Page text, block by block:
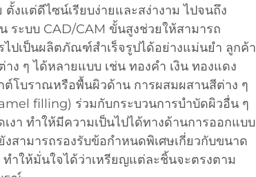
งแต่ดีไซน์เรียบง่ายและสง่างาม ไปจนถึง
ระบบ CAD/CAM ขั้นสูงช่วยให้สามารถ
ปเป็นผลิตภัณฑ์สำเร็จรูปได้อย่างแม่นยำ ลูกค้า
ง ๆ ได้หลายแบบ เช่น ทองคำ เงิน ทองแดง
ต์โบราณหรือพื้นผิวด้าน การผสมผสานสีต่าง ๆ
filling) ร่วมกับกระบวนการบำบัดผิวอื่น ๆ
งา ทำให้มีความเป็นไปได้ทางด้านการออกแบบ
สามารถรองรับข้อกำหนดพิเศษเกี่ยวกับขนาด
ำให้มั่นใจได้ว่าเหรียญแต่ละชิ้นจะตรงตาม